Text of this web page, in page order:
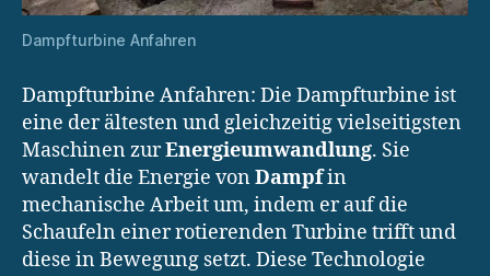
Dampfturbine Anfahren
Dampfturbine Anfahren: Die Dampfturbine ist
eine der ältesten und gleichzeitig vielseitigsten
Maschinen zurEnergieumwandlung. Sie
wandelt die Energie vonDampfin
mechanische Arbeit um, indem er auf die
Schaufeln einer rotierenden Turbine trifft und
diese in Bewegung setzt. Diese Technologie